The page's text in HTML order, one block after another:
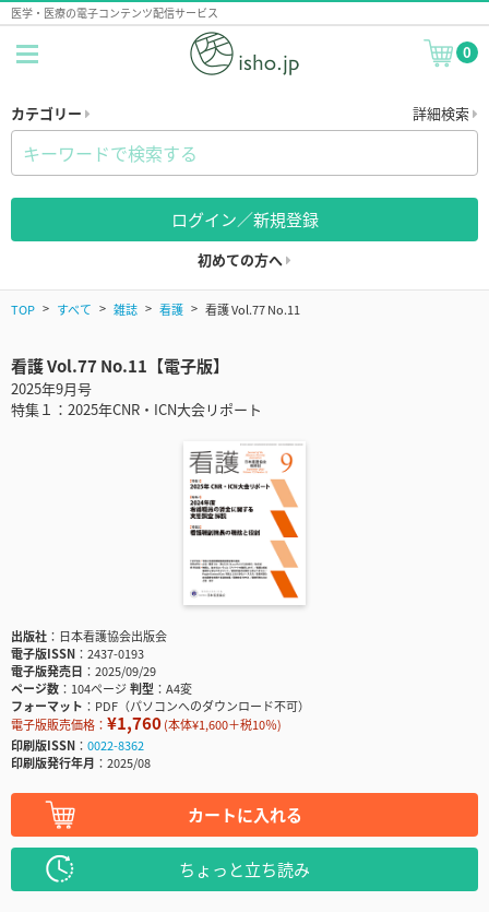
医学・医療の電子コンテンツ配信サービス
0
カテゴリー 詳細検索
ログイン／新規登録
初めての方へ
TOP すべて 雑誌 看護 看護 Vol.77 No.11
看護 Vol.77 No.11【電子版】
2025年9月号
特集１：2025年CNR・ICN大会リポート
出版社
日本看護協会出版会
電子版ISSN
2437-0193
電子版発売日
2025/09/29
ページ数
104ページ判型
A4変
フォーマット
PDF（パソコンへのダウンロード不可）
電子版販売価格： ¥1,760(本体¥1,600＋税10％)
印刷版ISSN
0022-8362
印刷版発行年月
2025/08
カートに入れる
ちょっと立ち読み